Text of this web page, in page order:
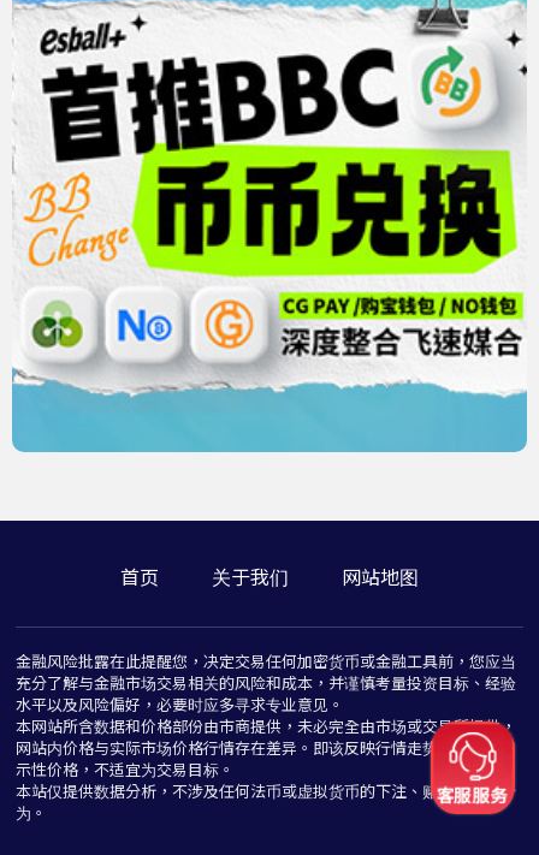
首页 关于我们 网站地图
金融风险批露在此提醒您，决定交易任何加密货币或金融工具前，您应当
充分了解与金融市场交易相关的风险和成本，并谨慎考量投资目标、经验
水平以及风险偏好，必要时应多寻求专业意见。
本网站所含数据和价格部份由市商提供，未必完全由市场或交易所提供，
网站内价格与实际市场价格行情存在差异。即该反映行情走势价格仅为指
示性价格，不适宜为交易目标。
本站仅提供数据分析，不涉及任何法币或虚拟货币的下注、赌博与推介行
为。